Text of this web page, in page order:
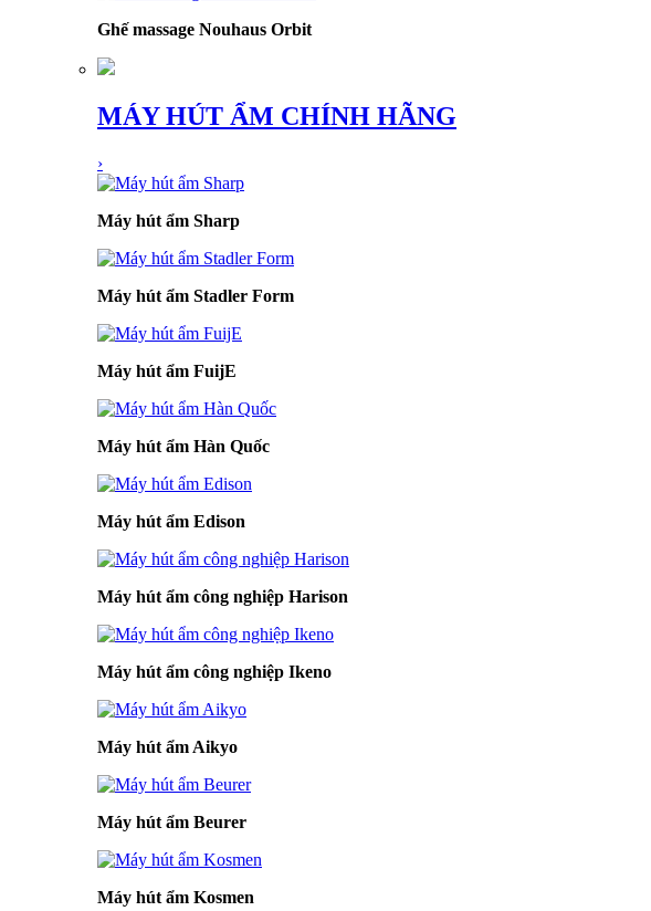
Ghế massage Nouhaus Orbit
MÁY HÚT ẨM CHÍNH HÃNG
›
Máy hút ẩm Sharp
Máy hút ẩm Stadler Form
Máy hút ẩm FuijE
Máy hút ẩm Hàn Quốc
Máy hút ẩm Edison
Máy hút ẩm công nghiệp Harison
Máy hút ẩm công nghiệp Ikeno
Máy hút ẩm Aikyo
Máy hút ẩm Beurer
Máy hút ẩm Kosmen